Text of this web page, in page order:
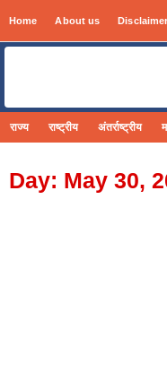
Home About us Disclaimer
राज्य राष्ट्रीय अंतर्राष्ट्रीय
Day: May 30,